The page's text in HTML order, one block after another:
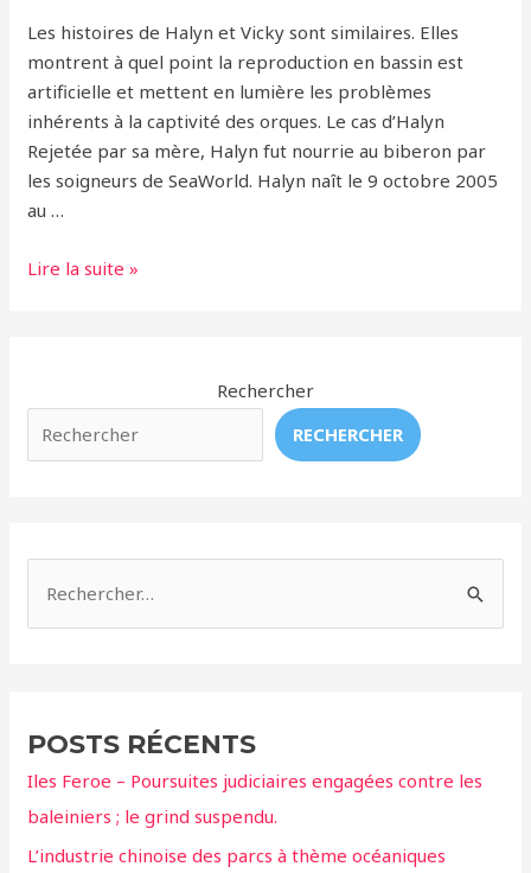
Les histoires de Halyn et Vicky sont similaires. Elles
montrent à quel point la reproduction en bassin est
artificielle et mettent en lumière les problèmes
inhérents à la captivité des orques. Le cas d’Halyn
Rejetée par sa mère, Halyn fut nourrie au biberon par
les soigneurs de SeaWorld. Halyn naît le 9 octobre 2005
au …
Halyn
Mortes
en
Lire la suite »
Rechercher
RECHERCHER
r
c
h
e
POSTS RÉCENTS
Iles Feroe – Poursuites judiciaires engagées contre les
baleiniers ; le grind suspendu.
L’industrie chinoise des parcs à thème océaniques